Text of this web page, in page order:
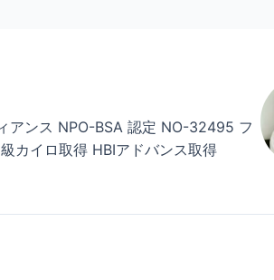
ンス NPO-BSA 認定 NO-32495 フ
カイロ取得 HBIアドバンス取得